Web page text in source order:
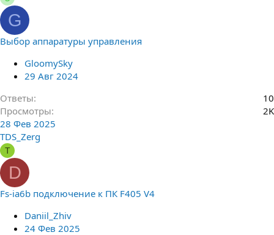
G
Выбор аппаратуры управления
GloomySky
29 Авг 2024
Ответы
10
Просмотры
2K
28 Фев 2025
TDS_Zerg
T
D
Fs-ia6b подключение к ПК F405 V4
Daniil_Zhiv
24 Фев 2025